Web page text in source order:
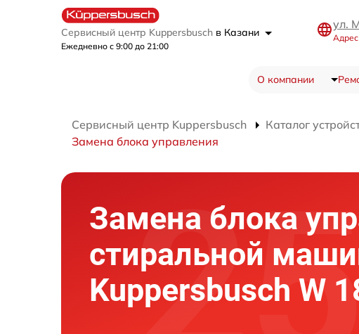
Сервисный центр Kuppersbusch в Казани
Ежедневно с 9:00 до 21:00
ул.
Адрес
О компании
Сервисный центр Kuppersbusch Каталог
Замена блока управления
Замена блока
стиральной
Kuppersbusch W